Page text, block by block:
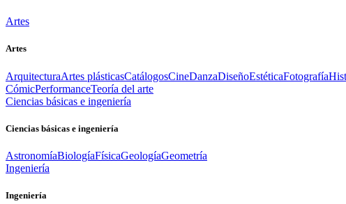
Artes
Artes
ArquitecturaArtes plásticasCatálogosCineDanzaDiseñoEstéticaFotografía
CómicPerformanceTeoría del arte
Ciencias básicas e ingeniería
Ciencias básicas e ingeniería
AstronomíaBiologíaFísicaGeologíaGeometría
Ingeniería
Ingeniería